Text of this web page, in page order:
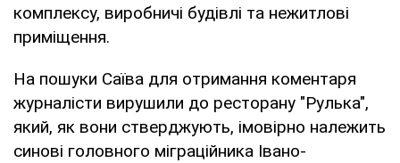
комплексу, виробничі будівлі та нежитлові
приміщення.
На пошуки Саїва для отримання коментаря
журналісти вирушили до ресторану "Рулька",
який, як вони стверджують, імовірно належить
синові головного міграційника Івано-